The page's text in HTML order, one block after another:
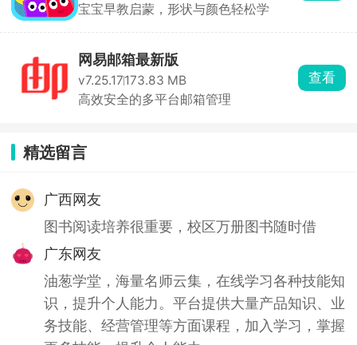
宝宝早教启蒙，形状与颜色轻松学
网易邮箱最新版
v7.25.17173.83 MB
高效安全的多平台邮箱管理
查看
精选留言
广西网友
图书阅读培养很重要，校区万册图书随时借
广东网友
油葱学堂，海量名师云集，在线学习各种技能知
识，提升个人能力。平台提供大量产品知识、业
务技能、经营管理等方面课程，加入学习，掌握